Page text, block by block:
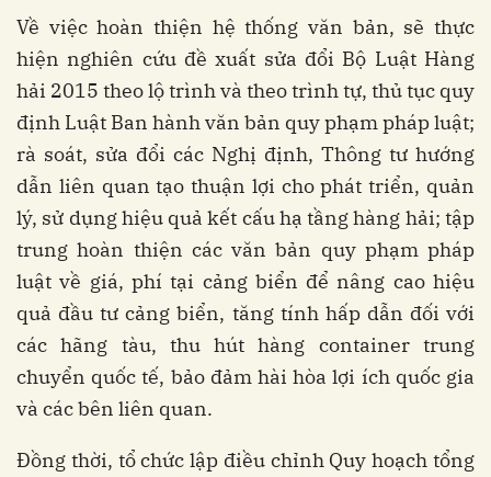
Về việc hoàn thiện hệ thống văn bản, sẽ thực
hiện nghiên cứu đề xuất sửa đổi Bộ Luật Hàng
hải 2015 theo lộ trình và theo trình tự, thủ tục quy
định Luật Ban hành văn bản quy phạm pháp luật;
rà soát, sửa đổi các Nghị định, Thông tư hướng
dẫn liên quan tạo thuận lợi cho phát triển, quản
lý, sử dụng hiệu quả kết cấu hạ tầng hàng hải; tập
trung hoàn thiện các văn bản quy phạm pháp
luật về giá, phí tại cảng biển để nâng cao hiệu
quả đầu tư cảng biển, tăng tính hấp dẫn đối với
các hãng tàu, thu hút hàng container trung
chuyển quốc tế, bảo đảm hài hòa lợi ích quốc gia
và các bên liên quan.
Đồng thời, tổ chức lập điều chỉnh Quy hoạch tổng